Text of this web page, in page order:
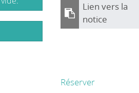
Lien vers la
notice
Réserver